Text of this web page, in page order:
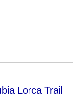
Lorca Trail